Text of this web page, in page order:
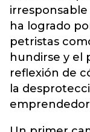
irresponsable
ha logrado
petristas
hundirse y el
reflexión de
la